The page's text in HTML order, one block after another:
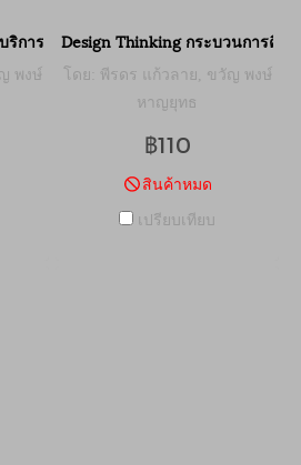
การสาธารณะเพื่อส่งเสริมเศรษฐกิจท้องถิ่
พงษ์
Design Thinking กระบวนการคิด
โดย: พีรดร แก้วลาย, ขวัญ พงษ์
หาญยุทธ
฿110
สินค้าหมด
เปรียบเทียบ